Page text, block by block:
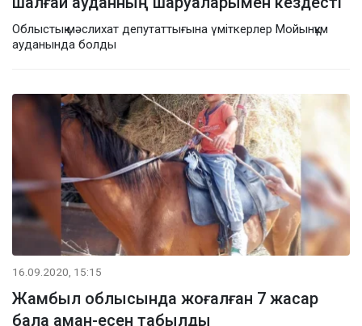
Облыстық мәслихат депутаттығына үміткерлер Мойынқұм
ауданында болды
16.09.2020, 15:15
Жамбыл облысында жоғалған 7 жасар
бала аман-есен табылды